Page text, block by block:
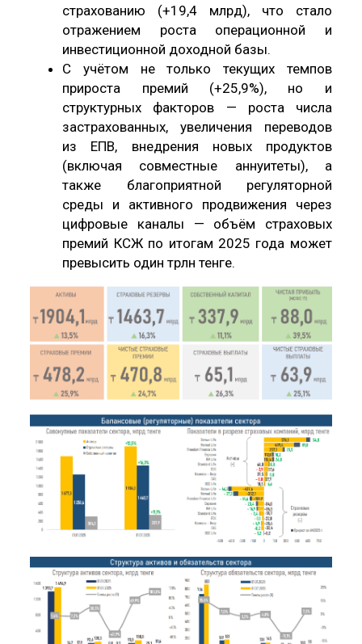
страхованию (+19,4 млрд), что стало
отражением роста операционной и
инвестиционной доходной базы.
С учётом не только текущих темпов
прироста премий (+25,9%), но и
структурных факторов — роста числа
застрахованных, увеличения переводов
из ЕПВ, внедрения новых продуктов
(включая совместные аннуитеты), а
также благоприятной регуляторной
среды и активного продвижения через
цифровые каналы — объём страховых
премий КСЖ по итогам 2025 года может
превысить один трлн тенге.